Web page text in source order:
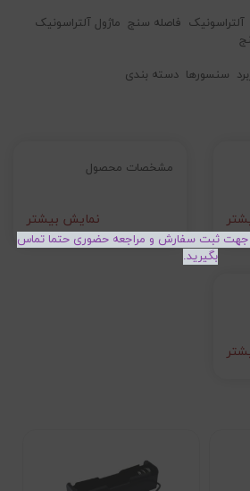
آلتراسونیک فاصله سنج ماژول آلتراسونیک
سنسورها دسته بندی
مشخصات محصول
نمایش بیشتر
جهت ثبت سفارش و مراجعه حضوری حتما تماس
بگیرید.